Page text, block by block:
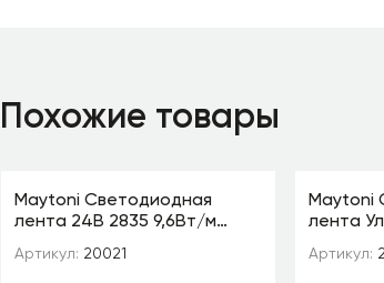
Похожие товары
Maytoni Светодиодная
лента 24В 2835 9,6Вт/м
Артикул: 20021
Maytoni
лента
Артикул: